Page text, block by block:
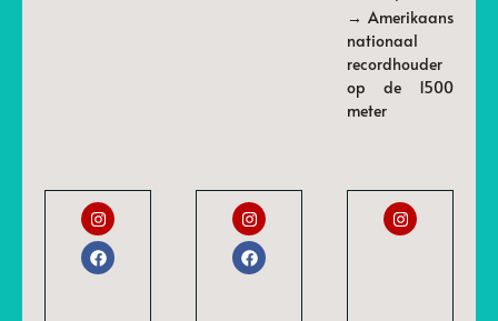
→ Amerikaans
nationaal
recordhouder
op de 1500
meter